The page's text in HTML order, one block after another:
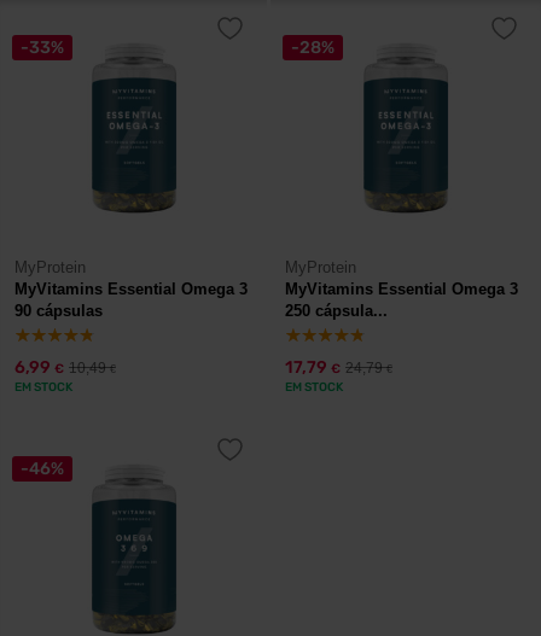
-33%
MyProtein
MyVitamins Essential Omega 3
90 cápsulas
6,99 € 10,49€
EM STOCK
-28%
MyProtein
MyVitamins Essential Omega 3
250 cápsula...
17,79 € 24,79€
EM STOCK
-46%